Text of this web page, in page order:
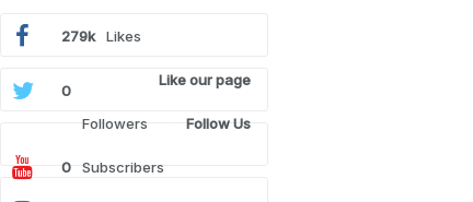
279k Likes
Like our page
0
Followers
Follow Us
0 Subscribers